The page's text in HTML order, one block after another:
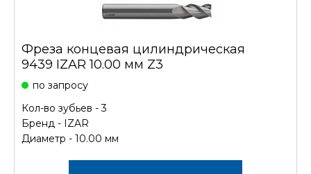
Фреза концевая цилиндрическая
9439 IZAR 10.00 мм Z3
по запросу
Кол-во зубьев - 3
Бренд - IZAR
Диаметр - 10.00 мм